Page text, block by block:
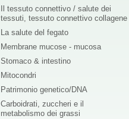
Il tessuto connettivo / salute dei
tessuti, tessuto connettivo collagene
La salute del fegato
Membrane mucose - mucosa
Stomaco & intestino
Mitocondri
Patrimonio genetico/DNA
Carboidrati, zuccheri e il
metabolismo dei grassi